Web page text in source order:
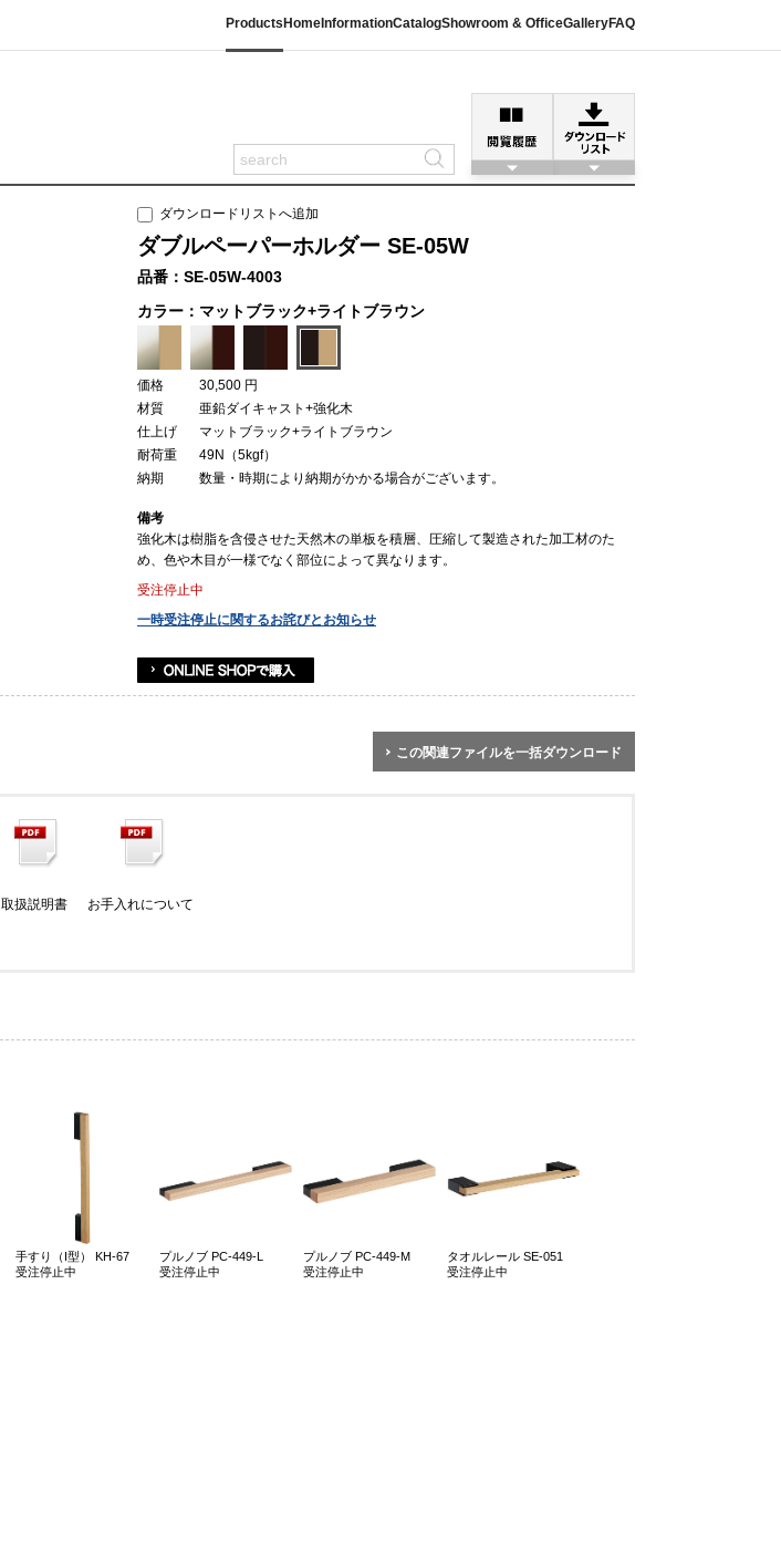
Products Home InformationCatalogShowroom & OfficeGalleryFAQ
ダウンロードリストへ追加
ダブルペーパーホルダー SE-05W
品番：SE-05W-4003
カラー：マットブラック+ライトブラウン
価格
30,500 円
材質
亜鉛ダイキャスト+強化木
仕上げ
マットブラック+ライトブラウン
耐荷重
49N（5kgf）
納期
数量・時期により納期がかかる場合がございます。
備考
強化木は樹脂を含侵させた天然木の単板を積層、圧縮して製造された加工材のた
め、色や木目が一様でなく部位によって異なります。
受注停止中
一時受注停止に関するお詫びとお知らせ
この関連ファイルを一括ダウンロード
取扱説明書 お手入れについて
手すり（I型） KH-67
受注停止中
プルノブ PC-449-L
受注停止中
プルノブ PC-449-M
受注停止中
タオルレール SE-051
受注停止中